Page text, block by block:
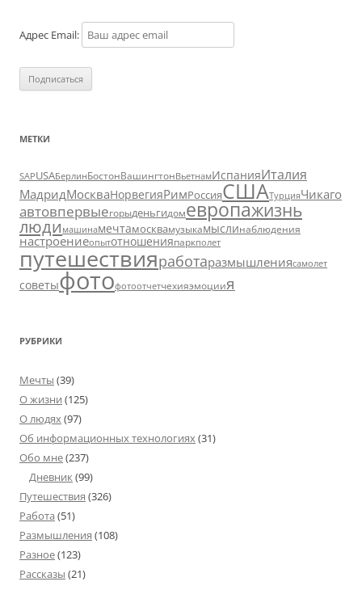
Адрес Email:
МЕТКИ
SAPUSAБерлинБостонВашингтонВьетнамИспанияИталия
МадридМоскваНорвегияРимРоссияСШАТурцияЧикаго
автовпервыегорыденьгидомевропажизнь
люди машинамечтамосквамузыкамыслинаблюдения
настроениеопытотношенияпаркполет
путешествияработаразмышлениясамолет
советыфотофотоотчетчехияэмоциия
РУБРИКИ
Мечты (39)
О жизни (125)
О людях(97)
Об информационных технологиях(31)
Обо мне(237)
Дневник(99)
Путешествия (326)
Работа (51)
Размышления (108)
Разное(123)
Рассказы (21)